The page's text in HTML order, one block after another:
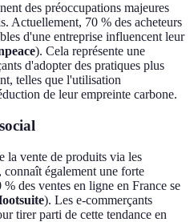
des préoccupations majeures
Actuellement, 70 % des acheteurs
d'une entreprise influencent leur
). Cela représente une
d'adopter des pratiques plus
telles que l'utilisation
de leur empreinte carbone.
la vente de produits via les
connaît également une forte
des ventes en ligne en France se
). Les e-commerçants
tirer parti de cette tendance en